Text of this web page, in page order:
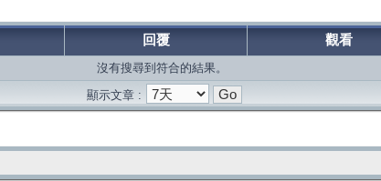
回覆 觀看
沒有搜尋到符合的結果。
顯示文章 :